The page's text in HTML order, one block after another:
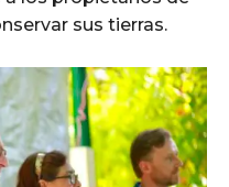
sus tierras.